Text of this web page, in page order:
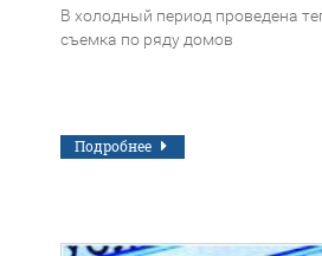
В холодный период проведена
съемка по ряду домов
Подробнее